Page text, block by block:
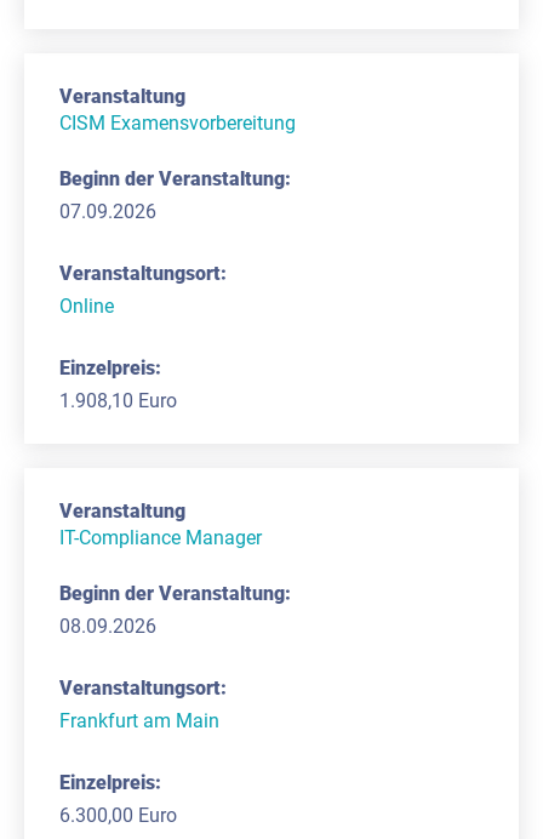
CISM Examensvorbereitung
07.09.2026
Online
1.908,10 Euro
IT-Compliance Manager
08.09.2026
Frankfurt am Main
6.300,00 Euro